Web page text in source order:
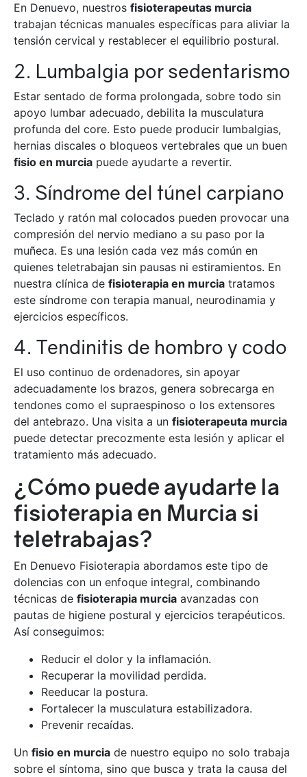
En Denuevo, nuestros fisioterapeutas murcia
trabajan técnicas manuales específicas para aliviar la
tensión cervical y restablecer el equilibrio postural.
2. Lumbalgia por sedentarismo
Estar sentado de forma prolongada, sobre todo sin
apoyo lumbar adecuado, debilita la musculatura
profunda del core. Esto puede producir lumbalgias,
hernias discales o bloqueos vertebrales que un buen
fisio en murcia puede ayudarte a revertir.
3. Síndrome del túnel carpiano
Teclado y ratón mal colocados pueden provocar una
compresión del nervio mediano a su paso por la
muñeca. Es una lesión cada vez más común en
quienes teletrabajan sin pausas ni estiramientos. En
nuestra clínica de fisioterapia en murcia tratamos
este síndrome con terapia manual, neurodinamia y
ejercicios específicos.
4. Tendinitis de hombro y codo
El uso continuo de ordenadores, sin apoyar
adecuadamente los brazos, genera sobrecarga en
tendones como el supraespinoso o los extensores
del antebrazo. Una visita a un fisioterapeuta murcia
puede detectar precozmente esta lesión y aplicar el
tratamiento más adecuado.
¿Cómo puede ayudarte la
fisioterapia en Murcia si
teletrabajas?
En Denuevo Fisioterapia abordamos este tipo de
dolencias con un enfoque integral, combinando
técnicas de fisioterapia murcia avanzadas con
pautas de higiene postural y ejercicios terapéuticos.
Así conseguimos:
Reducir el dolor y la inflamación.
Recuperar la movilidad perdida.
Reeducar la postura.
Fortalecer la musculatura estabilizadora.
Prevenir recaídas.
Un fisio en murcia de nuestro equipo no solo trabaja
sobre el síntoma, sino que busca y trata la causa del